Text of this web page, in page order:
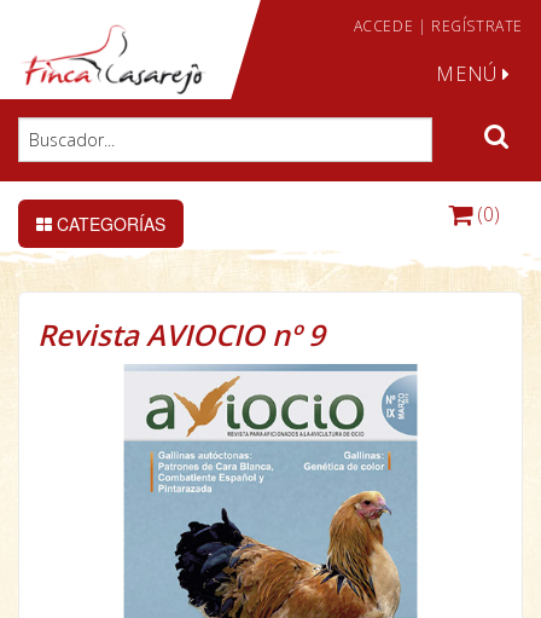
ACCEDE | REGÍSTRATE
MENÚ
CATEGORÍAS (0)
Revista AVIOCIO nº 9